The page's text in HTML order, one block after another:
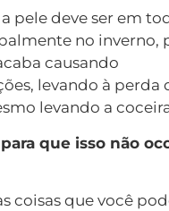
pele deve ser em
no inverno,
causando
levando à perda
levando a
que isso não
coisas que você